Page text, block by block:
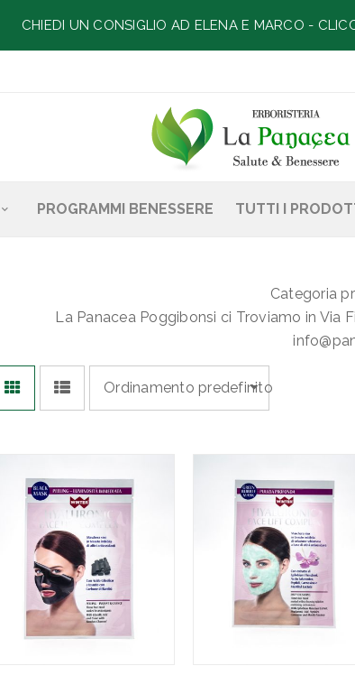
PROGRAMMI BENESSERE TUTTI I
Categoria
La Panacea Poggibonsi ci Troviamo in Via
Ordinamento predefinito
CHIEDI UN CONSIGLIO AD ELENA E MARCO -